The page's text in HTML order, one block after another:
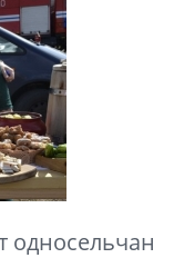
односельчан